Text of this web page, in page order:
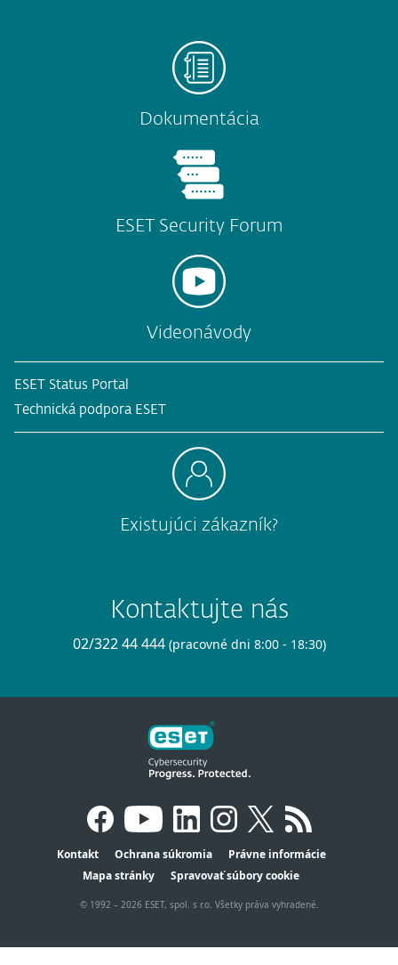
Dokumentácia
ESET Security Forum
Videonávody
ESET Status Portal
Technická podpora ESET
Existujúci zákazník?
Kontaktujte nás
02/322 44 444 (pracovné dni 8:00 - 18:30)
Kontakt Ochrana súkromia
Právne informácie
Mapa stránky
Spravovať súbory cookie
© 1992 – 2026 ESET, spol. s r.o. Všetky práva vyhradené.